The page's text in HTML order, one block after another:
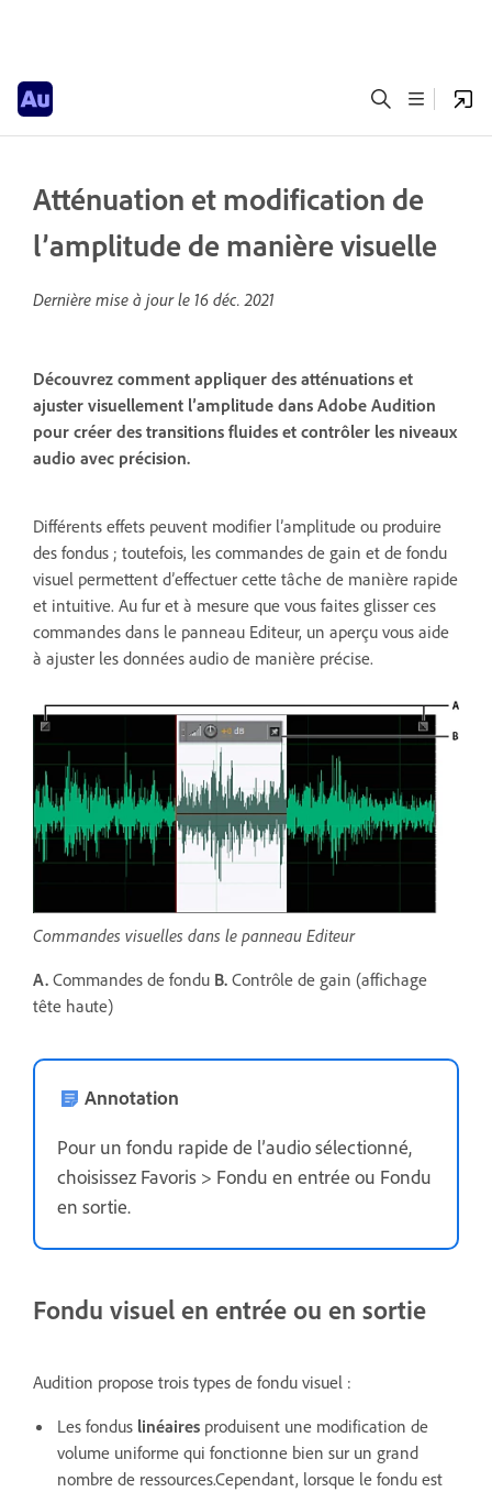
Atténuation et modification de
l’amplitude de manière visuelle
Dernière mise à jour le 16 déc. 2021
Découvrez comment appliquer des atténuations et
ajuster visuellement l’amplitude dans Adobe Audition
pour créer des transitions fluides et contrôler les niveaux
audio avec précision.
Différents effets peuvent modifier l’amplitude ou produire
des fondus ; toutefois, les commandes de gain et de fondu
visuel permettent d’effectuer cette tâche de manière rapide
et intuitive. Au fur et à mesure que vous faites glisser ces
commandes dans le panneau Editeur, un aperçu vous aide
à ajuster les données audio de manière précise.
Commandes visuelles dans le panneau Editeur
A. Commandes de fondu B. Contrôle de gain (affichage
tête haute)
Annotation
Pour un fondu rapide de l’audio sélectionné,
choisissez Favoris > Fondu en entrée ou Fondu
en sortie.
Fondu visuel en entrée ou en sortie
Audition propose trois types de fondu visuel :
Les fondus linéaires produisent une modification de
volume uniforme qui fonctionne bien sur un grand
nombre de ressources.Cependant, lorsque le fondu est